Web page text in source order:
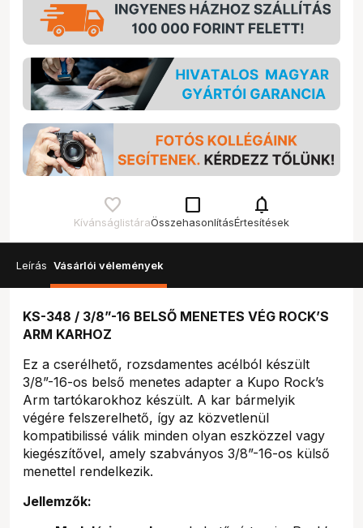
Kívánságlistára
check_box_outline_blank
Összehasonlítás
notifications
Értesítések
Leírás Vásárlói vélemények
KS-348 / 3/8”-16 BELSŐ MENETES VÉG ROCK’S
ARM KARHOZ
Ez a cserélhető, rozsdamentes acélból készült
3/8”-16-os belső menetes adapter a Kupo Rock’s
Arm tartókarokhoz készült. A kar bármelyik
végére felszerelhető, így az közvetlenül
kompatibilissé válik minden olyan eszközzel vagy
kiegészítővel, amely szabványos 3/8”-16-os külső
menettel rendelkezik.
Jellemzők: